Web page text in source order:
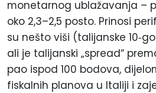
monetarnog ublažavanja –
oko 2,3–2,5 posto. Prinosi
su nešto viši (talijanske 10‑
ali je talijanski „spread“
pao ispod 100 bodova,
fiskalnih planova u Italiji i